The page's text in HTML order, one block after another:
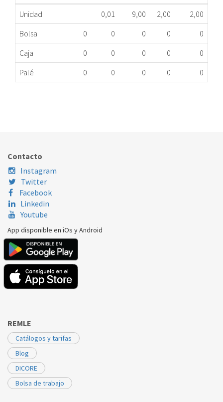
Unidad
0,01 9,00 2,00
2,00
Bolsa
0 0 0 0
0
Caja
0 0 0 0
0
Palé
0 0 0 0 0
Contacto
Instagram
Twitter
Facebook
Linkedin
Youtube
App disponible en iOs y Android
REMLE
Catálogos y tarifas
Blog
DICORE
Bolsa de trabajo